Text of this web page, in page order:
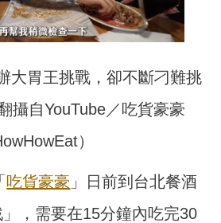
大胃王挑戰，卻不斷刁難挑
攝自YouTube／吃貨豪豪
）
吃貨豪豪 」日前到台北餐酒
，需要在15分鐘內吃完30